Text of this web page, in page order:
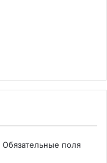
Обязательные поля